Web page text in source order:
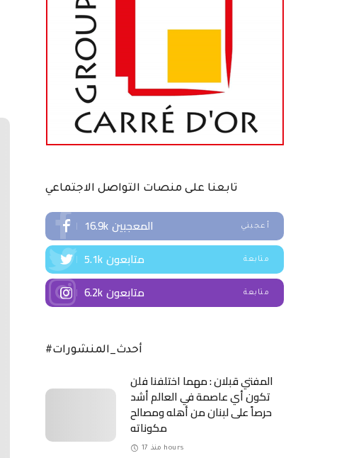
تابعنا على منصات التواصل الاجتماعي
16.9kالمعجبين أعجبني
5.1kمتابعون متابعة
6.2kمتابعون متابعة
#أحدث_المنشورات
المفتي قبلان : مهما اختلفنا فلن
تكون أي عاصمة في العالم أشد
حرصاً على لبنان من أهله ومصالح
مكوناته
منذ 17 hours